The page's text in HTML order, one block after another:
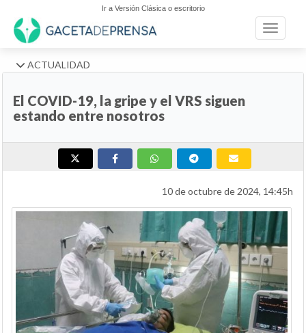
Ir a Versión Clásica o escritorio
Toggle
ACTUALIDAD
El COVID-19, la gripe y el VRS siguen
estando entre nosotros
10 de octubre de 2024, 14:45h